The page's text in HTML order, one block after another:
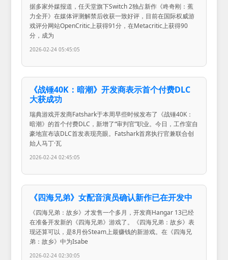
据多家外媒报道，任天堂旗下Switch 2独占新作《咚奇刚：蕉
力全开》在媒体评测解禁后收获一致好评，目前在国际权威游
戏评分网站OpenCritic上获得91分，在Metacritic上获得90
分，成为
2026-02-24 05:45:05
《战锤40K：暗潮》开发商表示首个付费DLC
大获成功
瑞典游戏开发商Fatshark于本周早些时候发布了《战锤40K：
暗潮》的首个付费DLC，新增了“审判官”职业。今日，工作室自
豪地宣布该DLC首发表现亮眼。Fatshark首席执行官兼联合创
始人马丁·瓦
2026-02-24 02:45:05
《四海兄弟》女配音演员确认新作已在开发中
《四海兄弟：故乡》才发售一个多月，开发商Hangar 13已经
在准备开发新的《四海兄弟》游戏了。《四海兄弟：故乡》表
现还算可以，是8月份Steam上最赚钱的新游戏。在《四海兄
弟：故乡》中为Isabe
2026-02-24 02:30:05